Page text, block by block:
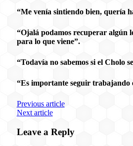
“Me venía sintiendo bien, quería
“Ojalá podamos recuperar algún
para lo que viene”.
“Todavía no sabemos si el Cholo
“Es importante seguir trabajando
Previous article
Next article
Leave a Reply